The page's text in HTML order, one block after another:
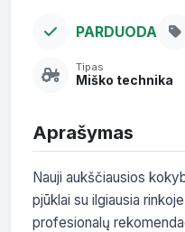
PARDUODA
Tipas
Miško technika
Aprašymas
Nauji aukščiausios
pjūklai su ilgiausia
profesionalų